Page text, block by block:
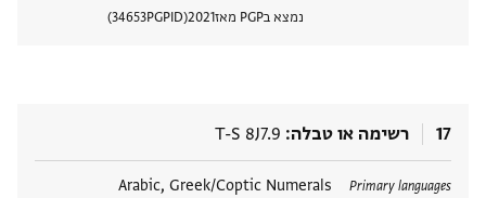
נמצא בPGP מאז 2021
PGPID
34653
17 רשימה או טבלה T-S 8J7.9
Primary languages
Arabic, Greek/Coptic Numerals תגים